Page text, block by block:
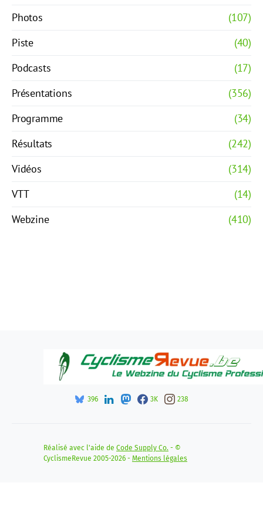
Photos
(107)
Piste
(40)
Podcasts
(17)
Présentations
(356)
Programme
(34)
Résultats
(242)
Vidéos
(314)
VTT
(14)
Webzine
(410)
396 3K 238
Réalisé avec l'aide de Code Supply Co. - ©
CyclismeRevue 2005-2026 - Mentions légales